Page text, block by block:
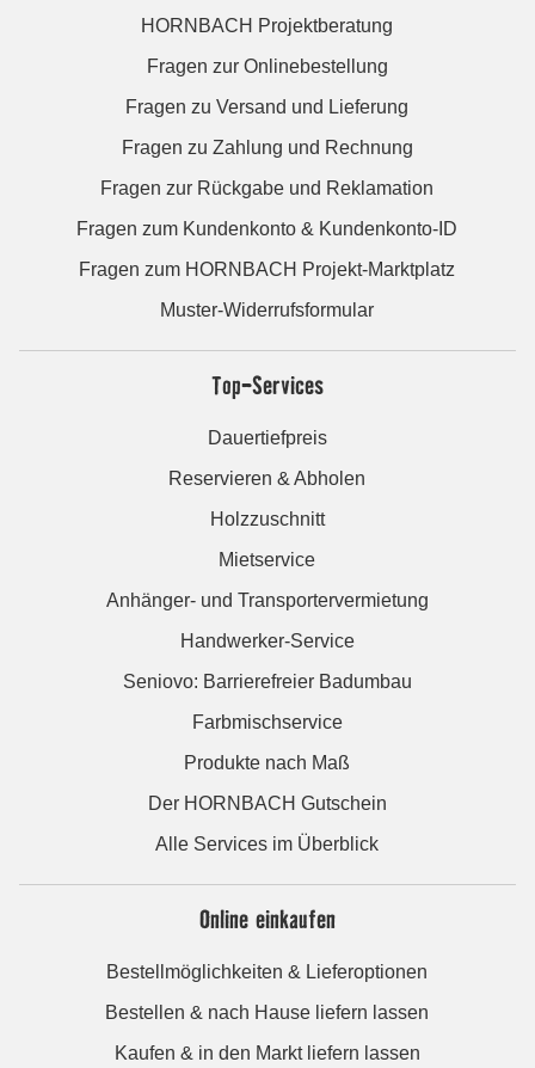
HORNBACH Projektberatung
Fragen zur Onlinebestellung
Fragen zu Versand und Lieferung
Fragen zu Zahlung und Rechnung
Fragen zur Rückgabe und Reklamation
Fragen zum Kundenkonto & Kundenkonto-ID
Fragen zum HORNBACH Projekt-Marktplatz
Muster-Widerrufsformular
Top-Services
Dauertiefpreis
Reservieren & Abholen
Holzzuschnitt
Mietservice
Anhänger- und Transportervermietung
Handwerker-Service
Seniovo: Barrierefreier Badumbau
Farbmischservice
Produkte nach Maß
Der HORNBACH Gutschein
Alle Services im Überblick
Online einkaufen
Bestellmöglichkeiten & Lieferoptionen
Bestellen & nach Hause liefern lassen
Kaufen & in den Markt liefern lassen